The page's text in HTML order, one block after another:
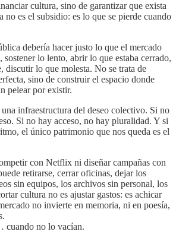
cultura, sino de garantizar que exista
no es el subsidio: es lo que se pierde cuando
debería hacer justo lo que el mercado
sostener lo lento, abrir lo que estaba cerrado,
discutir lo que molesta. No se trata de
sino de construir el espacio donde
pelear por existir.
infraestructura del deseo colectivo. Si no
Si no hay acceso, no hay pluralidad. Y si
el único patrimonio que nos queda es el
con Netflix ni diseñar campañas con
retirarse, cerrar oficinas, dejar los
sin equipos, los archivos sin personal, los
cultura no es ajustar gastos: es achicar
no invierte en memoria, ni en poesía,
cuando no lo vacían.